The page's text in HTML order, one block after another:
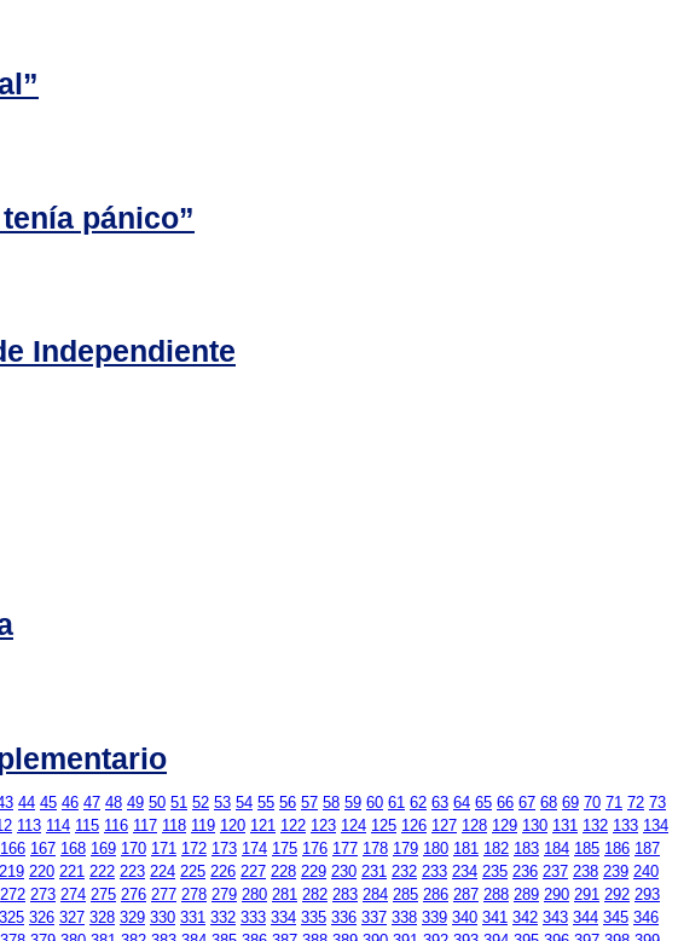
pánico”
Independiente
44 45 46 47 48 49 50 51 52 53 54 55 56 57 58 59 60 61 62 63 64 65 66 67 68 69 70 71 72 73
113 114 115 116 117 118 119 120 121 122 123 124 125 126 127 128 129 130 131 132 133 134
166 167 168 169 170 171 172 173 174 175 176 177 178 179 180 181 182 183 184 185 186 187
219 220 221 222 223 224 225 226 227 228 229 230 231 232 233 234 235 236 237 238 239 240
272 273 274 275 276 277 278 279 280 281 282 283 284 285 286 287 288 289 290 291 292 293
325 326 327 328 329 330 331 332 333 334 335 336 337 338 339 340 341 342 343 344 345 346